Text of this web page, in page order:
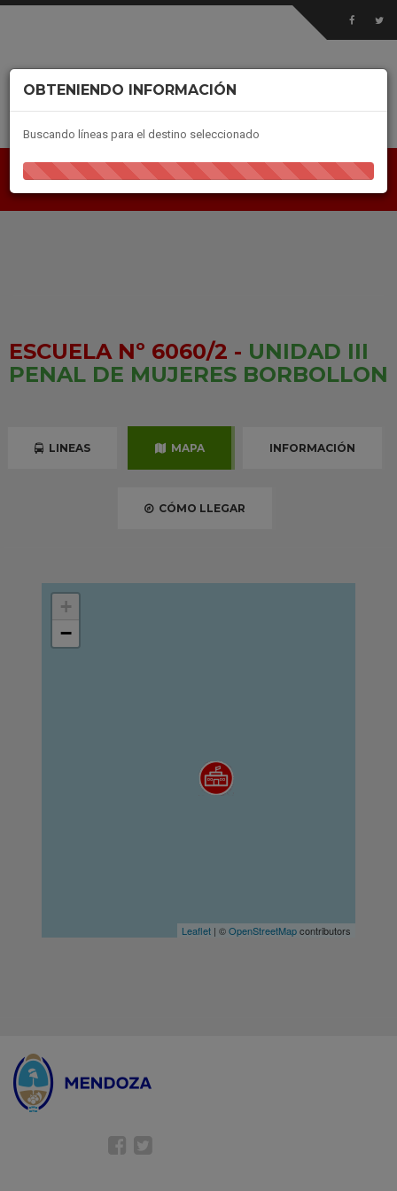
ESCUELA Nº 6060/2 - UNIDAD III
PENAL DE MUJERES BORBOLLON
LINEAS MAPA INFORMACIÓN
CÓMO LLEGAR
+
−
Leaflet | ©OpenStreetMapcontributors
OBTENIENDO INFORMACIÓN
Buscando líneas para el destino seleccionado